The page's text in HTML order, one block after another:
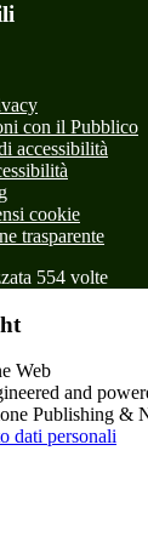
con il Pubblico
accessibilità
cookie
trasparente
554 volte
and
Publishing &
dati personali